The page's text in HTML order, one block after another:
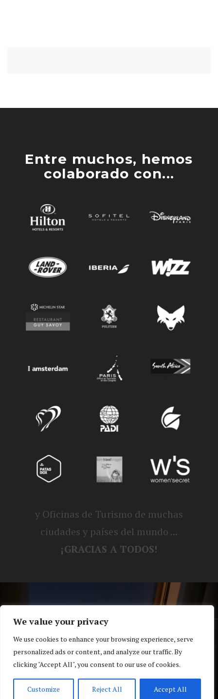
We value your privacy
We use cookies to enhance your browsing experience, serve
personalized ads or content, and analyze our traffic. By
clicking "Accept All", you consent to our use of cookies.
Customize Reject All Accept All
Entre muchos, hemos
colaborado con...
y Oficinas de Turismo de muchas
ciudades y países del mundo ...
¡GRACIAS A TODOS!
® Blog personal de Alex, Nerea, Turbo y
Koko |Política de privacidad y cookies
Top